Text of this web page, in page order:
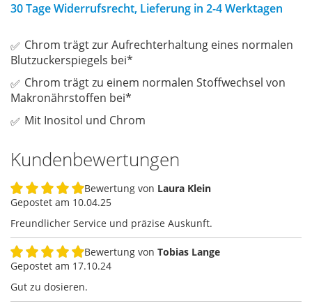
30 Tage Widerrufsrecht, Lieferung in 2-4 Werktagen
Chrom trägt zur Aufrechterhaltung eines normalen
Blutzuckerspiegels bei*
Chrom trägt zu einem normalen Stoffwechsel von
Makronährstoffen bei*
Mit Inositol und Chrom
Kundenbewertungen
100%
Bewertung von Laura Klein
Gepostet am 10.04.25
Freundlicher Service und präzise Auskunft.
100%
Bewertung von Tobias Lange
Gepostet am 17.10.24
Gut zu dosieren.